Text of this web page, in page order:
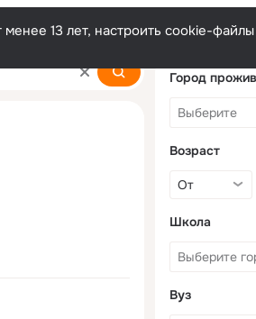
13 лет, настроить cookie-
Город
Возраст
Школа
Вуз